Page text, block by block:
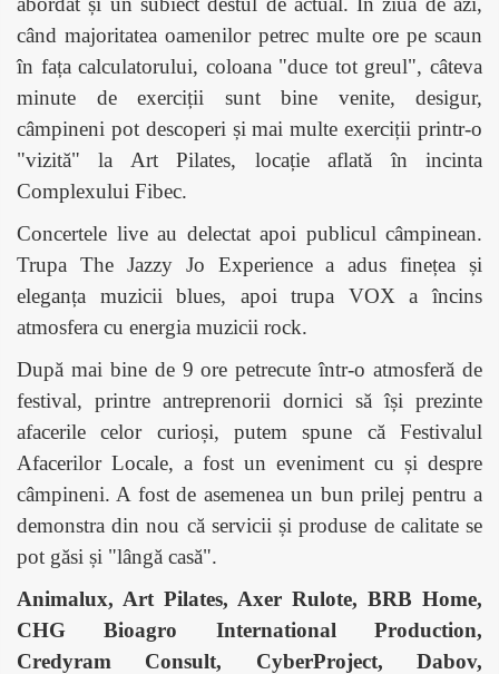
când majoritatea oamenilor petrec multe ore pe scaun
în fața calculatorului, coloana "duce tot greul", câteva
minute de exerciții sunt bine venite, desigur,
câmpineni pot descoperi și mai multe exerciții printr-o
"vizită" la Art Pilates, locație aflată în incinta
Complexului Fibec.
Concertele live au delectat apoi publicul câmpinean.
Trupa The Jazzy Jo Experience a adus finețea și
eleganța muzicii blues, apoi trupa VOX a încins
atmosfera cu energia muzicii rock.
După mai bine de 9 ore petrecute într-o atmosferă de
festival, printre antreprenorii dornici să își prezinte
afacerile celor curioși, putem spune că Festivalul
Afacerilor Locale, a fost un eveniment cu și despre
câmpineni. A fost de asemenea un bun prilej pentru a
demonstra din nou că servicii și produse de calitate se
pot găsi și "lângă casă".
Animalux, Art Pilates, Axer Rulote, BRB Home,
CHG Bioagro International Production,
Credyram Consult, CyberProject, Dabov,